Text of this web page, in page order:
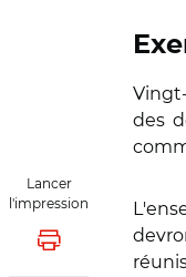
Lancer
l'impression
Lancer
des